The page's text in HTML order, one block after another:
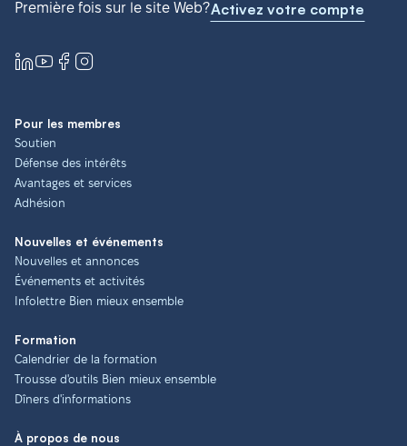
Première fois sur le site Web?Activez votre compte
Pour les membres
Soutien
Défense des intérêts
Avantages et services
Adhésion
Nouvelles et événements
Nouvelles et annonces
Événements et activités
Infolettre Bien mieux ensemble
Formation
Calendrier de la formation
Trousse d'outils Bien mieux ensemble
Dîners d'informations
À propos de nous